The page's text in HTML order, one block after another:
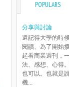
POPULARS
分享與討論
還記得大學的時
閱讀、為了開始
起看商業週刊，
法、感想、心得
也可以。也就是
機...